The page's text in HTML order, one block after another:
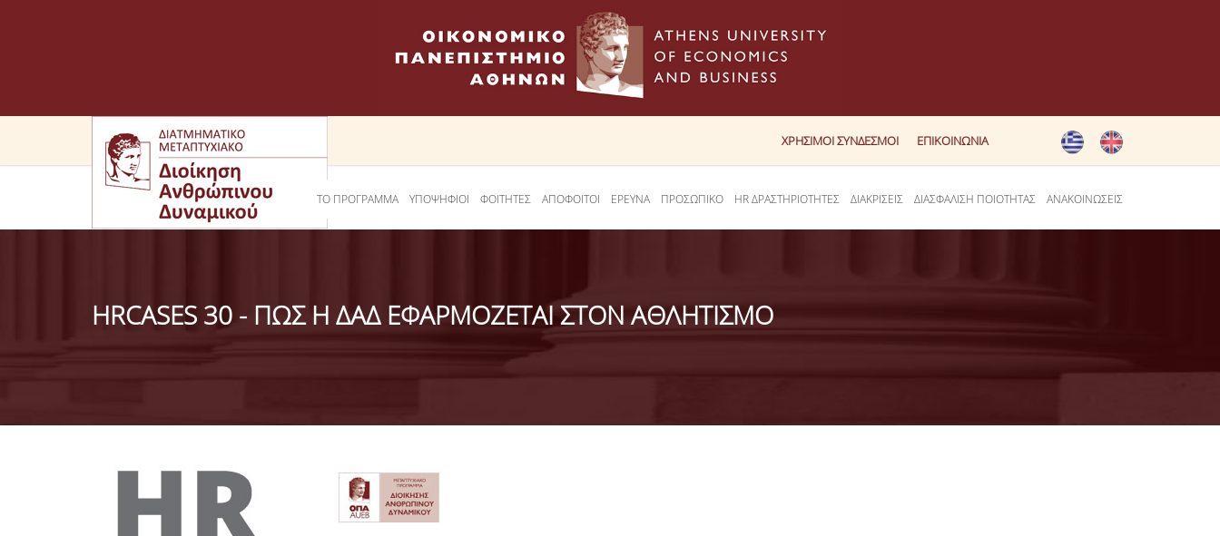
ΧΡΗΣΙΜΟΙ ΣΥΝΔΕΣΜΟΙ ΕΠΙΚΟΙΝΩΝΙΑ
ΤΟ ΠΡΟΓΡΑΜΜΑ ΥΠΟΨΗΦΙΟΙ ΦΟΙΤΗΤΕΣ ΑΠΟΦΟΙΤΟΙ ΕΡΕΥΝΑ ΠΡΟΣΩΠΙΚΟ HR ΔΡΑΣΤΗΡΙΟΤΗΤΕΣ ΔΙΑΚΡΙΣΕΙΣ ΔΙΑΣΦΑΛΙΣΗ ΠΟΙΟΤΗΤΑΣ ΑΝΑΚΟΙΝΩΣΕΙΣ
HRCASES 30 - ΠΩΣ Η ΔΑΔ ΕΦΑΡΜΟΖΕΤΑΙ ΣΤΟΝ ΑΘΛΗΤΙΣΜΟ